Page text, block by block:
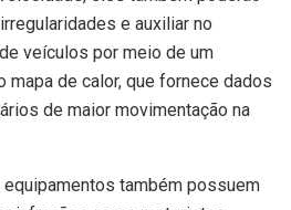
e auxiliar no
veículos por meio de um
mapa de calor, que fornece dados
de maior movimentação na
também possuem